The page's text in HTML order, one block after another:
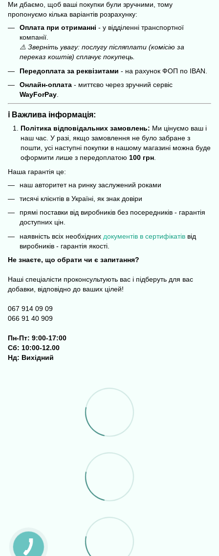
Ми дбаємо, щоб ваші покупки були зручними, тому
пропонуємо кілька варіантів розрахунку:
Оплата при отриманні - у відділенні транспортної
компанії.
⚠️ Зверніть увагу: послугу післяплати (комісію за
переказ коштів) сплачує покупець.
Передоплата за реквізитами - на рахунок ФОП по IBAN.
Онлайн-оплата - миттєво через зручний сервіс
WayForPay
ℹ️ Важлива інформація:
Політика відповідальних замовлень: Ми цінуємо ваш і
наш час. У разі, якщо замовлення не було забране з
пошти, усі наступні покупки в нашому магазині можна буде
оформити лише з передоплатою 100 грн
Наша гарантія це:
наш авторитет на ринку заслужений роками
тисячі клієнтів в Україні, як знак довіри
прямі поставки від виробників без посередників - гарантія
доступних цін.
наявність всіх необхідних документів в сертифікатів від
виробників - гарантія якості.
Не знаєте, що обрати чи є запитання?
Наші спеціалісти проконсультують вас і підберуть для вас
добавки, відповідно до ваших цілей!
067 914 09 09
066 91 40 909
Пн-Пт: 9:00-17:00
Сб: 10:00-12.00
Нд: Вихідний